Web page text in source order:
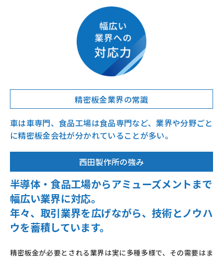
精密板金業界の常識
車は車専門、食品工場は食品専門など、業界や分野ごと
に精密板金会社が分かれていることが多い。
西田製作所の強み
半導体・食品工場からアミューズメントまで
幅広い業界に対応。
年々、取引業界を広げながら、技術とノウハ
ウを蓄積しています。
精密板金が必要とされる業界は実に多種多様で、その需要はま